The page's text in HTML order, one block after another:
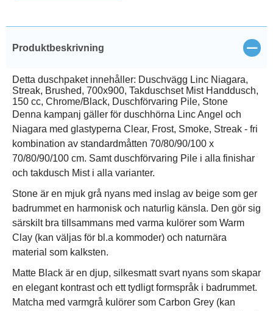
Produktbeskrivning Stäng
Detta duschpaket innehåller: Duschvägg Linc Niagara,
Streak, Brushed, 700x900, Takduschset Mist Handdusch,
150 cc, Chrome/Black, Duschförvaring Pile, Stone
Denna kampanj gäller för duschhörna Linc Angel och
Niagara med glastyperna Clear, Frost, Smoke, Streak - fri
kombination av standardmåtten 70/80/90/100 x
70/80/90/100 cm. Samt duschförvaring Pile i alla finishar
och takdusch Mist i alla varianter.
Stone är en mjuk grå nyans med inslag av beige som ger
badrummet en harmonisk och naturlig känsla. Den gör sig
särskilt bra tillsammans med varma kulörer som Warm
Clay (kan väljas för bl.a kommoder) och naturnära
material som kalksten.
Matte Black är en djup, silkesmatt svart nyans som skapar
en elegant kontrast och ett tydligt formspråk i badrummet.
Matcha med varmgrå kulörer som Carbon Grey (kan